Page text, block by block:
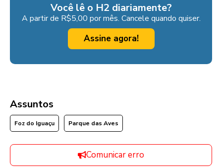
Você lê o H2 diariamente?
A partir de R$5,00 por mês. Cancele quando quiser.
Assine agora!
Assuntos
Foz do Iguaçu Parque das Aves
Comunicar erro